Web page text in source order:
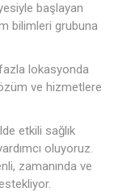
başlayan
bilimleri grubuna
lokasyonda
ve hizmetlere
etkili sağlık
oluyoruz.
zamanında ve